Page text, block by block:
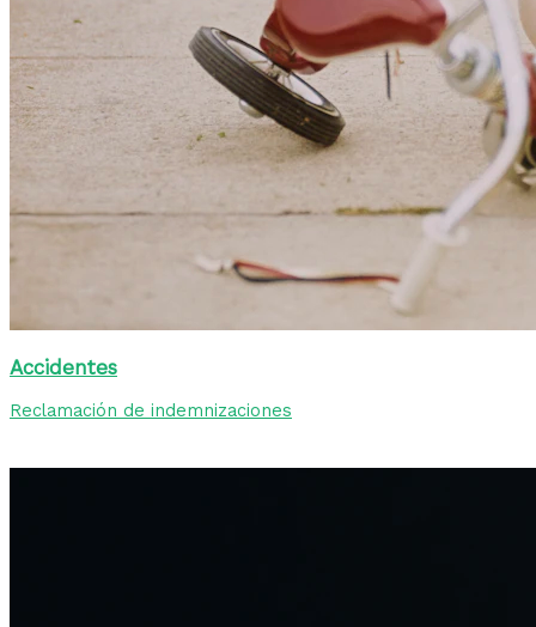
Accidentes
Reclamación de indemnizaciones